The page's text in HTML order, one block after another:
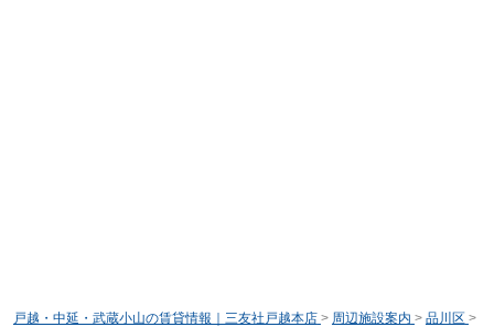
戸越・中延・武蔵小山の賃貸情報｜三友社戸越本店 > 周辺施設案内 > 品川区 >